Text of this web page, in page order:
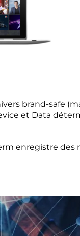
brand-safe
et Data
enregistre des